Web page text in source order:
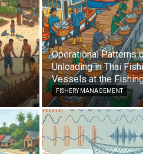
Operational Patterns
Unloading in Thai
Vessels at the
FISHERY MANAGEMENT